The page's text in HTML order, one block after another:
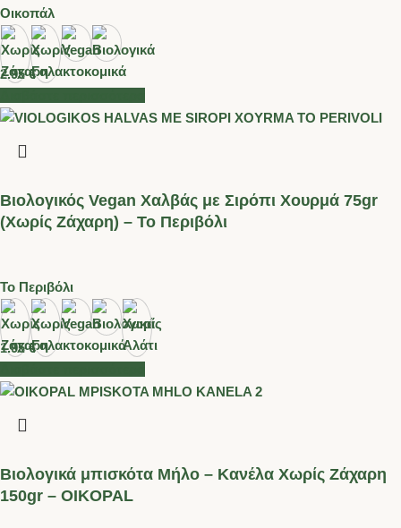
Οικοπάλ
2.95€
Βιολογικός Vegan Χαλβάς με Σιρόπι Χουρμά 75gr
(Χωρίς Ζάχαρη) – Το Περιβόλι
Το Περιβόλι
1.95€
Βιολογικά μπισκότα Μήλο – Κανέλα Χωρίς Ζάχαρη
150gr – OIKOPAL